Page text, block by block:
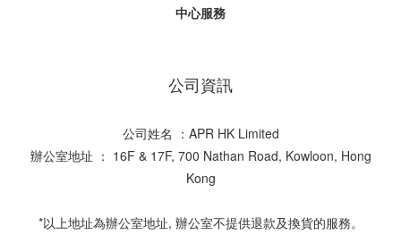
中心服務
公司資訊
公司姓名 ：APR HK Limited
辦公室地址 ： 16F & 17F, 700 Nathan Road, Kowloon, Hong
Kong
*以上地址為辦公室地址, 辦公室不提供退款及換貨的服務。